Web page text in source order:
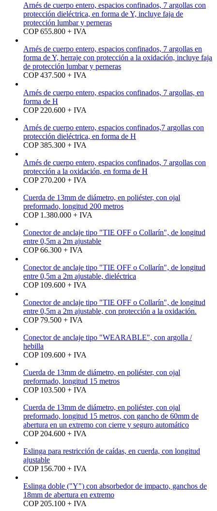
Arnés de cuerpo entero, espacios confinados, 7 argollas con
protección dieléctrica, en forma de Y, incluye faja de
protección lumbar y perneras
COP 655.800 + IVA
Arnés de cuerpo entero, espacios confinados, 7 argollas en
forma de Y, herraje con protección a la oxidación, incluye faja
de protección lumbar y perneras
COP 437.500 + IVA
Arnés de cuerpo entero, espacios confinados, 7 argollas, en
forma de H
COP 220.600 + IVA
Arnés de cuerpo entero, espacios confinados,7 argollas con
protección dieléctrica, en forma de H
COP 385.300 + IVA
Arnés de cuerpo entero, espacios confinados, 7 argollas con
protección a la oxidación, en forma de H
COP 270.200 + IVA
Cuerda de 13mm de diámetro, en poliéster, con ojal
preformado, longitud 200 metros
COP 1.380.000 + IVA
Conector de anclaje tipo "TIE OFF o Collarín", de longitud
entre 0,5m a 2m ajustable
COP 66.300 + IVA
Conector de anclaje tipo "TIE OFF o Collarín", de longitud
entre 0,5m a 2m ajustable, dieléctrica
COP 109.600 + IVA
Conector de anclaje tipo "TIE OFF o Collarín", de longitud
entre 0,5m a 2m ajustable, con protección a la oxidación.
COP 79.500 + IVA
Conector de anclaje tipo "WEARABLE", con argolla /
hebilla
COP 109.600 + IVA
Cuerda de 13mm de diámetro, en poliéster, con ojal
preformado, longitud 15 metros
COP 103.500 + IVA
Cuerda de 13mm de diámetro, en poliéster, con ojal
preformado, longitud 15 metros, con gancho de 60mm de
abertura en un extremo con cierre y seguro automático
COP 204.600 + IVA
Eslinga para restricción de caídas, en cuerda, con longitud
ajustable
COP 156.700 + IVA
Eslinga doble ("Y") con absorbedor de impacto, ganchos de
18mm de abertura en extremo
COP 205.100 + IVA